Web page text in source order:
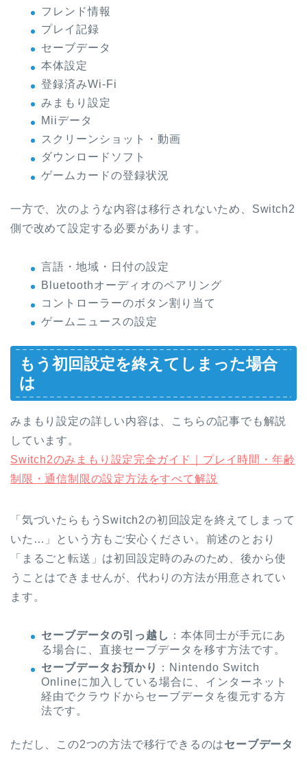
フレンド情報
プレイ記録
セーブデータ
本体設定
登録済みWi-Fi
みまもり設定
Miiデータ
スクリーンショット・動画
ダウンロードソフト
ゲームカードの登録状況
一方で、次のような内容は移行されないため、Switch2
側で改めて設定する必要があります。
言語・地域・日付の設定
Bluetoothオーディオのペアリング
コントローラーのボタン割り当て
ゲームニュースの設定
もう初回設定を終えてしまった場合
は
みまもり設定の詳しい内容は、こちらの記事でも解説
しています。
Switch2のみまもり設定完全ガイド｜プレイ時間・年齢
制限・通信制限の設定方法をすべて解説
「気づいたらもうSwitch2の初回設定を終えてしまって
いた…」という方もご安心ください。前述のとおり
「まるごと転送」は初回設定時のみのため、後から使
うことはできませんが、代わりの方法が用意されてい
ます。
セーブデータの引っ越し ：本体同士が手元にあ
る場合に、直接セーブデータを移す方法です。
セーブデータお預かり
：Nintendo Switch
Onlineに加入している場合に、インターネット
経由でクラウドからセーブデータを復元する方
法です。
ただし、この2つの方法で移行できるのはセーブデータ